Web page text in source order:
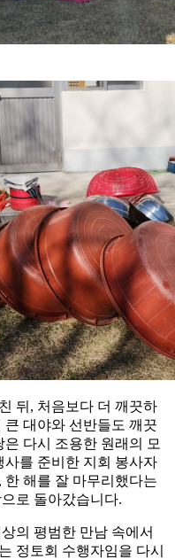
뒤, 처음보다 더 깨끗하
대야와 선반들도 깨끗
다시 조용한 원래의 모
사를 준비한 지회 봉사자
해를 잘 마무리했다는
로 돌아갔습니다.
의 평범한 만남 속에서
정토회 수행자임을 다시